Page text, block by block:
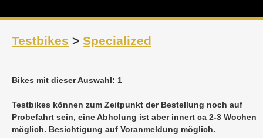
Testbikes > Specialized
Bikes mit dieser Auswahl: 1
Testbikes können zum Zeitpunkt der Bestellung noch auf
Probefahrt sein, eine Abholung ist aber innert ca 2-3 Wochen
möglich. Besichtigung auf Voranmeldung möglich.